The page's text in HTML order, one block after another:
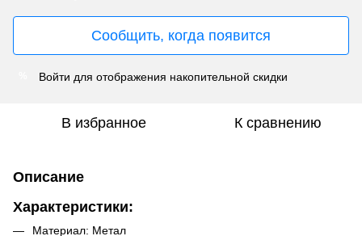
Сообщить, когда появится
Войти для отображения накопительной скидки
В избранное К сравнению
Описание
Характеристики:
Материал: Метал